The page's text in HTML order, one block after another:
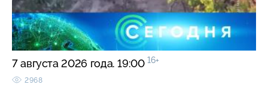
7 августа 2026 года. 19:00 16+
2968